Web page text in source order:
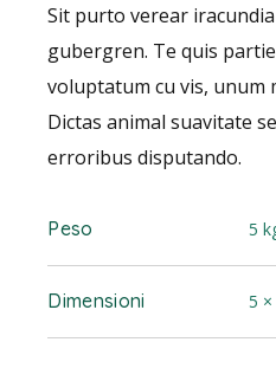
Sit purto verear
gubergren. Te quis
voluptatum cu vis, unum
Dictas animal suavitate
erroribus disputando.
Peso 5
Dimensioni 5